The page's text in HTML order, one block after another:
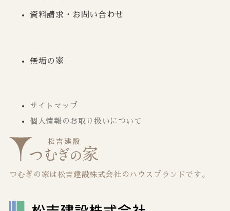
資料請求・お問い合わせ
無垢の家
サイトマップ
個人情報のお取り扱いについて
つむぎの家は松吉建設株式会社の ハウス ブランドです。